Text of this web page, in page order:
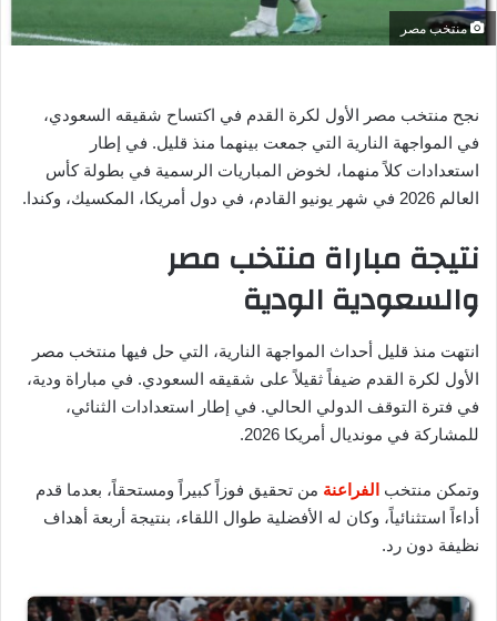
منتخب مصر
نجح منتخب مصر الأول لكرة القدم في اكتساح شقيقه السعودي،
في المواجهة النارية التي جمعت بينهما منذ قليل. في إطار
استعدادات كلاً منهما، لخوض المباريات الرسمية في بطولة كأس
العالم 2026 في شهر يونيو القادم، في دول أمريكا، المكسيك، وكندا.
نتيجة مباراة منتخب مصر
والسعودية الودية
انتهت منذ قليل أحداث المواجهة النارية، التي حل فيها منتخب مصر
الأول لكرة القدم ضيفاً ثقيلاً على شقيقه السعودي. في مباراة ودية،
في فترة التوقف الدولي الحالي. في إطار استعدادات الثنائي،
للمشاركة في مونديال أمريكا 2026.
وتمكن منتخب الفراعنة من تحقيق فوزاً كبيراً ومستحقاً، بعدما قدم
أداءاً استثنائياً، وكان له الأفضلية طوال اللقاء، بنتيجة أربعة أهداف
نظيفة دون رد.